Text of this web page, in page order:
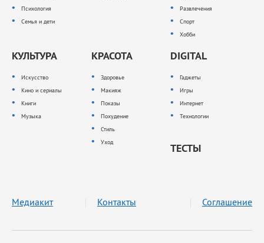
Психология
Семья и дети
Развлечения
Спорт
Хобби
КУЛЬТУРА
Искусство
Кино и сериалы
Книги
Музыка
КРАСОТА
Здоровье
Макияж
Показы
Похудение
Стиль
Уход
DIGITAL
Гаджеты
Игры
Интернет
Технологии
ТЕСТЫ
Медиакит Контакты Соглашение